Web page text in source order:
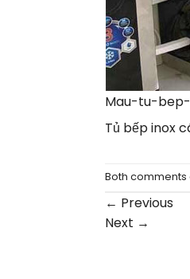
Mau-tu-
Tủ bếp inox
Both
← Previous
Next →